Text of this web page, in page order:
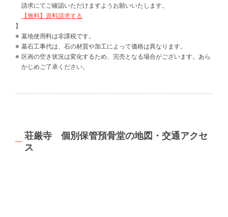
請求にてご確認いただけますようお願いいたします。
【無料】資料請求する
】
墓地使用料は非課税です。
墓石工事代は、石の材質や加工によって価格は異なります。
区画の空き状況は変化するため、完売となる場合がございます。あら
かじめご了承ください。
荘厳寺 個別保管預骨堂の地図・交通アクセ
ス